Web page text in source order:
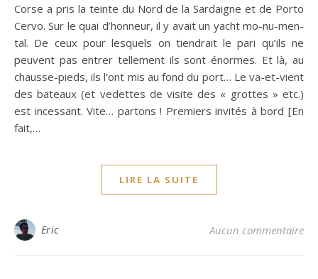
Corse a pris la teinte du Nord de la Sardaigne et de Porto
Cervo. Sur le quai d’honneur, il y avait un yacht mo-nu-men-
tal. De ceux pour lesquels on tiendrait le pari qu’ils ne
peuvent pas entrer tellement ils sont énormes. Et là, au
chausse-pieds, ils l’ont mis au fond du port… Le va-et-vient
des bateaux (et vedettes de visite des « grottes » etc.)
est incessant. Vite… partons ! Premiers invités à bord [En
fait,…
LIRE LA SUITE
Eric Aucun commentaire